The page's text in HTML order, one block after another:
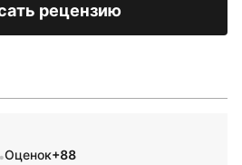
рецензию
•Оценок+88